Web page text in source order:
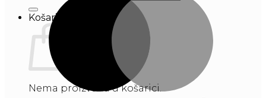
Košarica
Nema proizvoda u košarici.